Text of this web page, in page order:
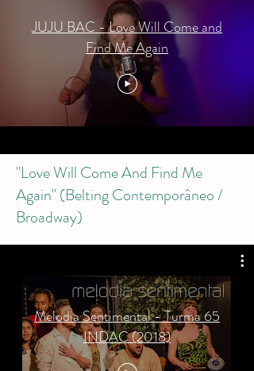
JUJU BAC - Love Will Come and
Find Me Again
"Love Will Come And Find Me
Again" (Belting Contemporâneo /
Broadway)
Melodia Sentimental - Turma 65
INDAC (2018)